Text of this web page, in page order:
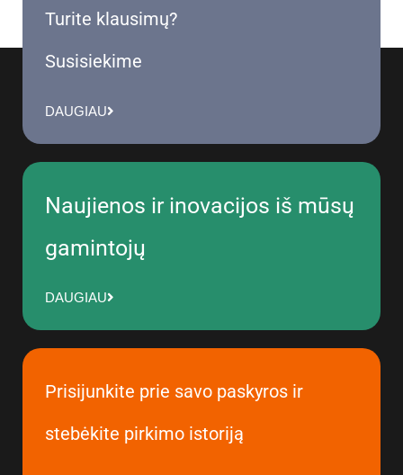
Turite klausimų?
Susisiekime
DAUGIAU
Naujienos ir inovacijos iš mūsų
gamintojų
DAUGIAU
Prisijunkite prie savo paskyros ir
stebėkite pirkimo istoriją